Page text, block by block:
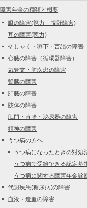
障害年金の種類と概要
眼の障害(視力・視野障害)
耳の障害(聴力)
そしゃく・嚥下・言語の障害
心臓の障害（循環器障害）
気管支・肺疾患の障害
腎臓の障害
肝臓の障害
肢体の障害
肛門・直腸・泌尿器の障害
精神の障害
うつ病の方へ
うつ病になったときの対処
うつ病で受給できる認定基
うつ病に関する障害年金診
代謝疾患(糖尿病)の障害
血液・造血の障害